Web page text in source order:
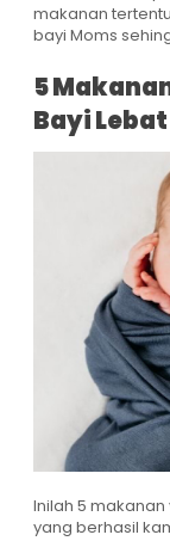
makanan
bayi Moms
5
Bayi Lebat
Inilah 5
yang berhasil